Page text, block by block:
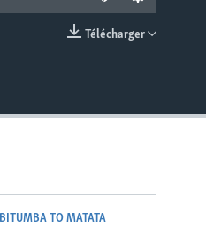
Télécharger
BITUMBA TO MATATA